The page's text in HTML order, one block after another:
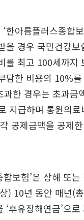
한아름플러스종합
을 경우 국민건강보
를 최고 100세까지
담한 비용의 10%
과한 경우는 초과금
지급하며 통원의료
공제금액을 공제
합보험’은 상해 또
) 10년 동안 매년(
‘후유장해연금’으